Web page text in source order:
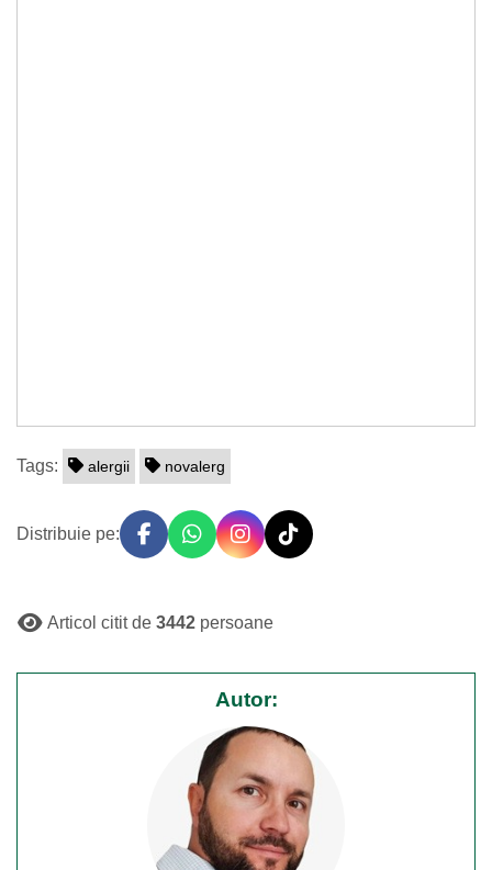
Tags: alergii novalerg
Distribuie pe:
Articol citit de 3442 persoane
Autor: